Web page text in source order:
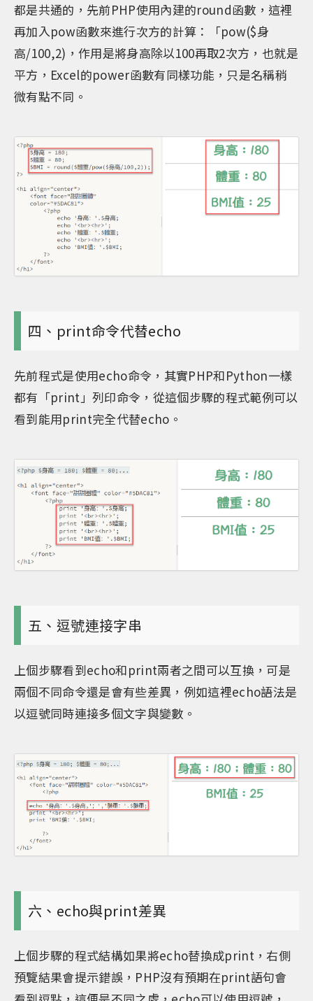
都是共通的，先前PHP使用內建的round函數，這裡
再加入pow函數來進行次方的計算：「pow($身
高/100,2)，作用是將身高除以100再取2次方，也就是
平方，Excel的power函數有同樣功能，只是名稱稍
微有點不同。
四、print命令代替echo
先前程式是使用echo命令，其實PHP和Python一樣
都有「print」列印命令，從這個步驟的程式範例可以
看到能用print完全代替echo。
五、逗號連接字串
上個步驟看到echo和print兩者之間可以互換，可是
兩個不同命令還是會有些差異，例如這裡echo語法是
以逗號同時連接多個文字與變數。
六、echo與print差異
上個步驟的程式結構如果將echo替換成print，右側
預覽結果會提示錯誤，PHP沒有預期在print語句會